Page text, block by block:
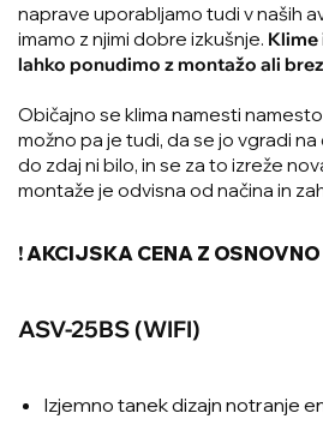
naprave uporabljamo tudi v naših
imamo z njimi dobre izkušnje. Klime
lahko ponudimo z montažo ali
Običajno se klima namesti
možno pa je tudi, da se jo vgradi
do zdaj ni bilo, in se za to izreže
montaže je odvisna od načina in
! AKCIJSKA CENA Z
ASV-25BS (WIFI)
Izjemno tanek dizajn notranje